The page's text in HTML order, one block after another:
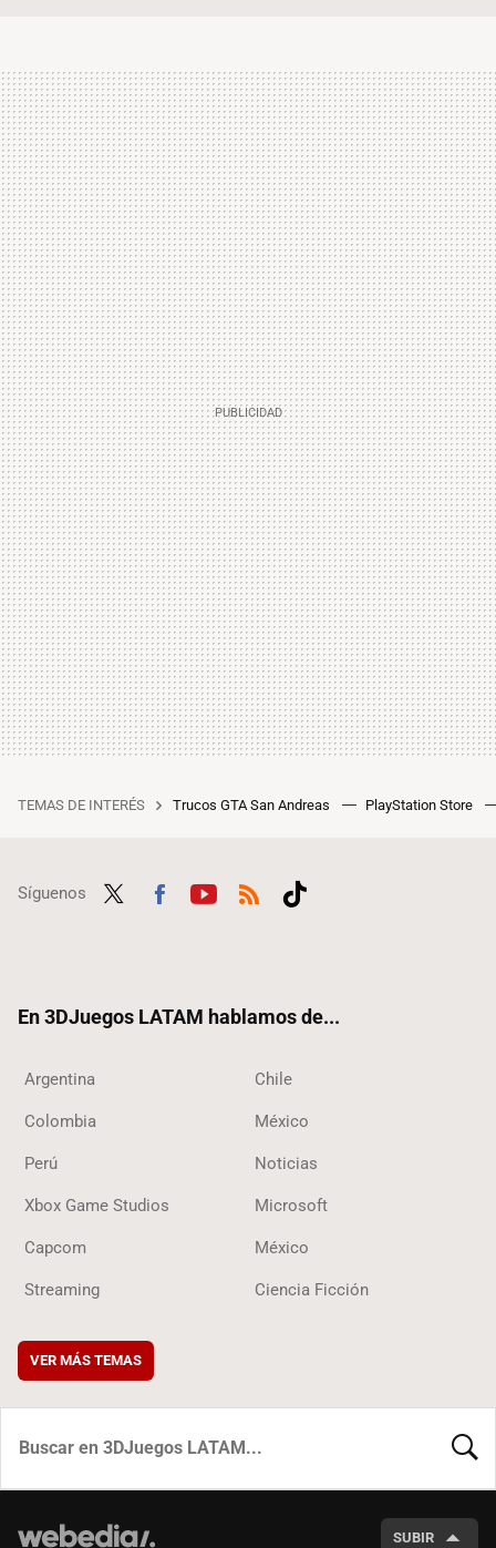
TEMAS DE INTERÉS Trucos GTA San Andreas PlayStation Store
Síguenos
En 3DJuegos LATAM hablamos de...
Argentina Chile
Colombia México
Perú Noticias
Xbox Game Studios Microsoft
Capcom México
Streaming Ciencia Ficción
VER MÁS TEMAS
SUBIR